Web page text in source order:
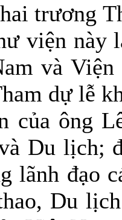
trương
viện này
và
dự lễ
của ông
Du lịch;
lãnh đạo
Du